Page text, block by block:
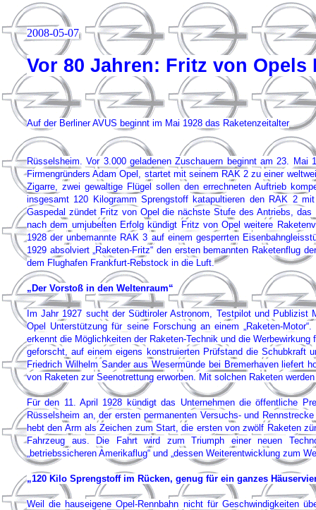
2008-05-07
Vor 80 Jahren: Fritz von
Auf der Berliner AVUS beginnt im Mai 1928 das Raketenzeitalter
Rüsselsheim. Vor 3.000 geladenen Zuschauern beginnt am 23.
Firmengründers Adam Opel, startet mit seinem RAK 2 zu einer
Zigarre, zwei gewaltige Flügel sollen den errechneten Auftrieb
insgesamt 120 Kilogramm Sprengstoff katapultieren den RAK 2
Gaspedal zündet Fritz von Opel die nächste Stufe des Antriebs,
nach dem umjubelten Erfolg kündigt Fritz von Opel weitere
1928 der unbemannte RAK 3 auf einem gesperrten
1929 absolviert „Raketen-Fritz“ den ersten bemannten Raketenflug
dem Flughafen Frankfurt-Rebstock in die Luft.
„Der Vorstoß in den Weltenraum“
Im Jahr 1927 sucht der Südtiroler Astronom, Testpilot und
Opel Unterstützung für seine Forschung an einem „Raketen-
erkennt die Möglichkeiten der Raketen-Technik und die
geforscht, auf einem eigens konstruierten Prüfstand die Schubkraft
Friedrich Wilhelm Sander aus Wesermünde bei Bremerhaven liefert
von Raketen zur Seenotrettung erworben. Mit solchen Raketen
Für den 11. April 1928 kündigt das Unternehmen die öffentliche
Rüsselsheim an, der ersten permanenten Versuchs- und
hebt den Arm als Zeichen zum Start, die ersten von zwölf Raketen
Fahrzeug aus. Die Fahrt wird zum Triumph einer neuen
„betriebssicheren Amerikaflug“ und „dessen Weiterentwicklung zum
„120 Kilo Sprengstoff im Rücken, genug für ein ganzes
Weil die hauseigene Opel-Rennbahn nicht für Geschwindigkeiten